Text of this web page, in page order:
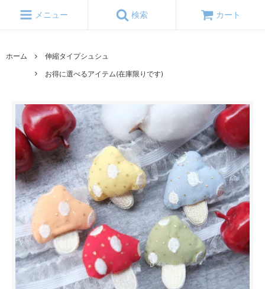
メニュー 検索 カート
ホーム
伸縮タイプシュシュ
お得に選べるアイテム(在庫限りです)